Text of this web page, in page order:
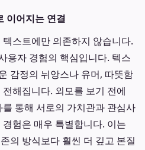
이어지는 연결
스트에만 의존하지 않습니다.
용자 경험의 핵심입니다. 텍스
감정의 뉘앙스나 유머, 따뜻함
해집니다. 외모를 보기 전에
통해 서로의 가치관과 관심사
험은 매우 특별합니다. 이는
의 방식보다 훨씬 더 깊고 본질